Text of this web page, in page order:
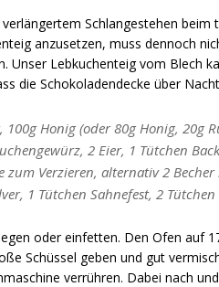
Schlangestehen beim
anzusetzen, muss dennoch
Unser Lebkuchenteig vom Blech
die Schokoladendecke über
Honig (oder 80g Honig, 20g
2 Eier, 1 Tütchen
Verzieren, alternativ 2 Becher
1 Tütchen Sahnefest, 2
oder einfetten. Den Ofen auf
Schüssel geben und gut
verrühren. Dabei nach